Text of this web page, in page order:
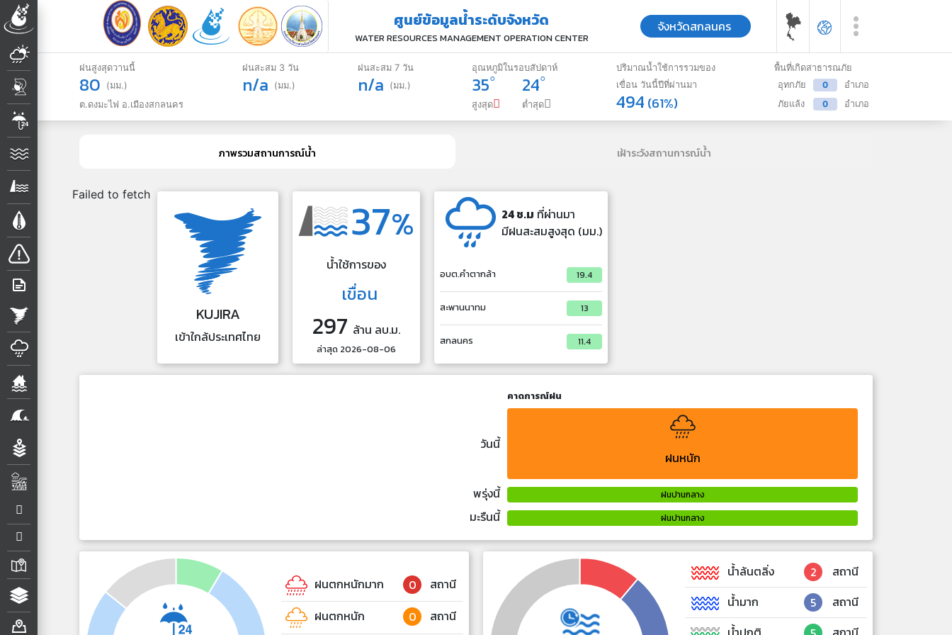
ศูนย์ข้อมูลน้ำระดับจังหวัด
WATER RESOURCES MANAGEMENT OPERATION CENTER
จังหวัดสกลนคร
ฝนสูงสุดวานนี้
80
(มม.)
ต.ดงมะไฟ อ.เมืองสกลนคร
ฝนสะสม 3 วัน
n/a (มม.)
ฝนสะสม 7 วัน
n/a (มม.)
อุณหภูมิในรอบสัปดาห์
35
สูงสุด
24
ต่ำสุด
ปริมาณน้ำใช้การรวมของ
เขื่อน วันนี้ปีที่ผ่านมา
494 (61%)
พื้นที่เกิดสาธารณภัย
อุทกภัย
0
อำเภอ
ภัยแล้ง
0 อำเภอ
ภาพรวมสถานการณ์น้ำ เฝ้าระวังสถานการณ์น้ำ
Failed to fetch
KUJIRA
เข้าใกล้ประเทศไทย
37%
น้ำใช้การของ
เขื่อน
297 ล้าน ลบ.ม.
ล่าสุด 2026-08-06
24 ช.ม ที่ผ่านมา
มีฝนสะสมสูงสุด (มม.)
19.4
อบต.คำตากล้า
13
สะพานนาทม
11.4
สกลนคร
คาดการณ์ฝน
วันนี้
ฝนหนัก
พรุ่งนี้ ฝนปานกลาง
มะรืนนี้ ฝนปานกลาง
ฝนตกหนักมาก 0
สถานี
ฝนตกหนัก
0 สถานี
น้ำล้นตลิ่ง 2
สถานี
น้ำมาก
5
สถานี